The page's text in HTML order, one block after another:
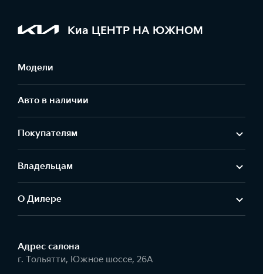
Киа ЦЕНТР НА ЮЖНОМ
Модели
Авто в наличии
Покупателям
Владельцам
О Дилере
Адрес салонa
г. Тольятти, Южное шоссе, 26А